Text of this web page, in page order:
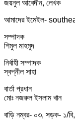
জয়নুল আবেদীন, লেখক
আমাদের ইমেইল-
সম্পাদক
শিমুল মাহমুদ
নির্বাহী সম্পাদক
স্বপ্নীল সাহা
বার্তা প্রধান
মোঃ নজরুল ইসলাম খান
বাড়ি নম্বর- ০৩, সড়ক- ১/বি,